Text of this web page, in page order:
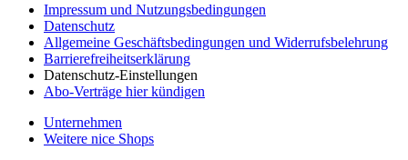
Impressum und Nutzungsbedingungen
Datenschutz
Allgemeine Geschäftsbedingungen und Widerrufsbelehrung
Barrierefreiheitserklärung
Datenschutz-Einstellungen
Abo-Verträge hier kündigen
Unternehmen
Weitere nice Shops